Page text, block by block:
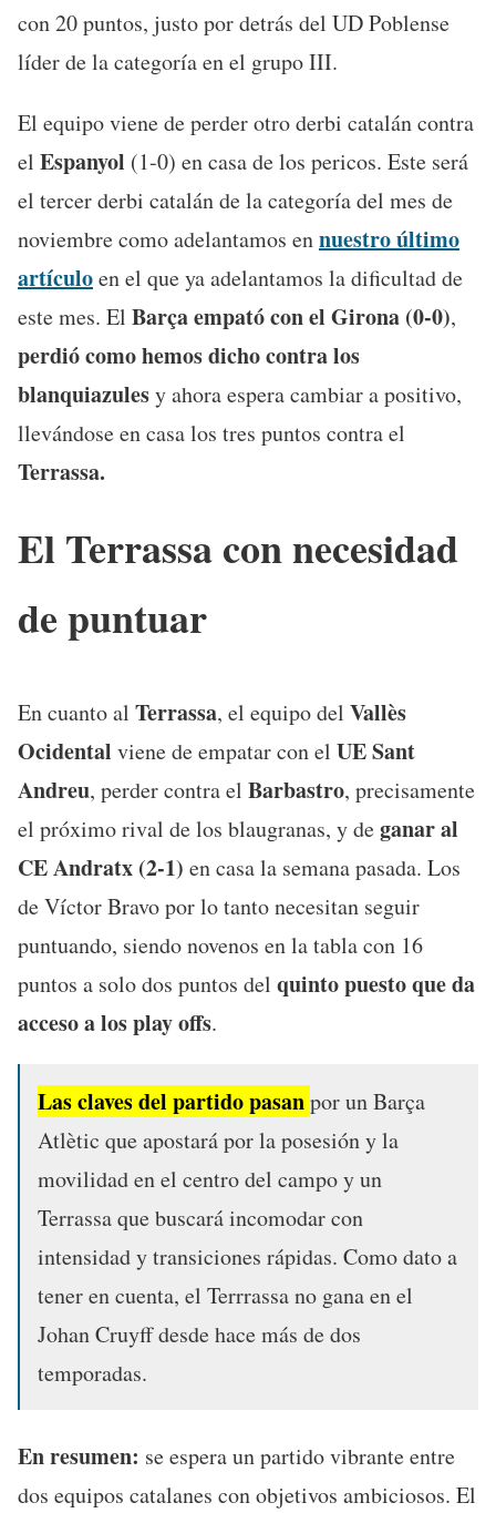
con 20 puntos, justo por detrás del UD Poblense
líder de la categoría en el grupo III.
El equipo viene de perder otro derbi catalán contra
el Espanyol (1-0) en casa de los pericos. Este será
el tercer derbi catalán de la categoría del mes de
noviembre como adelantamos ennuestro último
artículoen el que ya adelantamos la dificultad de
este mes. El Barça empató con el Girona (0-0),
perdió como hemos dicho contra los
blanquiazulesy ahora espera cambiar a positivo,
llevándose en casa los tres puntos contra el
Terrassa.
El Terrassa con necesidad
de puntuar
En cuanto al Terrassa, el equipo del Vallès
Ocidental viene de empatar con el UE Sant
Andreu, perder contra el Barbastro, precisamente
el próximo rival de los blaugranas, y deganar al
CE Andratx (2-1) en casa la semana pasada. Los
de Víctor Bravo por lo tanto necesitan seguir
puntuando, siendo novenos en la tabla con 16
puntos a solo dos puntos del quinto puesto que da
acceso a los play offs.
Las claves del partido pasanpor un Barça
Atlètic que apostará por la posesión y la
movilidad en el centro del campo y un
Terrassa que buscará incomodar con
intensidad y transiciones rápidas. Como dato a
tener en cuenta, el Terrrassa no gana en el
Johan Cruyff desde hace más de dos
temporadas.
En resumen: se espera un partido vibrante entre
dos equipos catalanes con objetivos ambiciosos. El